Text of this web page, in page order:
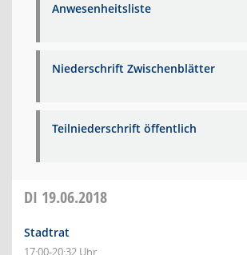
Anwesenheitsliste
Niederschrift Zwischenblätter
Teilniederschrift öffentlich
DI 19.06.2018
Stadtrat
17:00-20:32 Uhr